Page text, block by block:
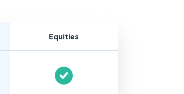
Equities